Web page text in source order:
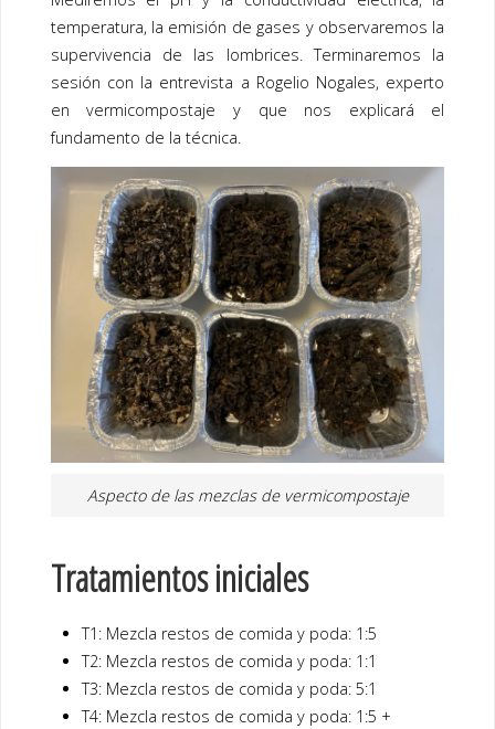
temperatura, la emisión de gases y observaremos la
supervivencia de las lombrices. Terminaremos la
sesión con la entrevista a Rogelio Nogales, experto
en vermicompostaje y que nos explicará el
fundamento de la técnica.
Aspecto de las mezclas de vermicompostaje
Tratamientos iniciales
T1: Mezcla restos de comida y poda: 1:5
T2: Mezcla restos de comida y poda: 1:1
T3: Mezcla restos de comida y poda: 5:1
T4: Mezcla restos de comida y poda: 1:5 +